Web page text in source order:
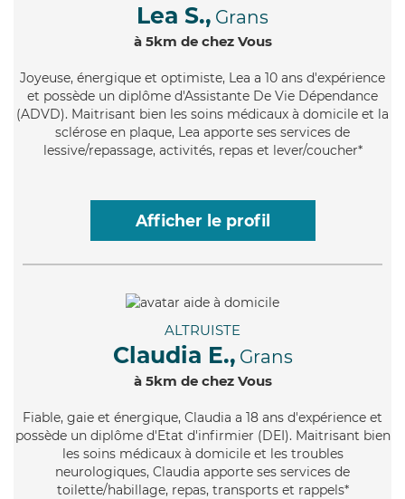
Lea S., Grans
à 5km de chez Vous
Joyeuse, énergique et optimiste, Lea a 10 ans d'expérience
et possède un diplôme d'Assistante De Vie Dépendance
(ADVD). Maitrisant bien les soins médicaux à domicile et la
sclérose en plaque, Lea apporte ses services de
lessive/repassage, activités, repas et lever/coucher*
Afficher le profil
ALTRUISTE
Claudia E., Grans
à 5km de chez Vous
Fiable, gaie et énergique, Claudia a 18 ans d'expérience et
possède un diplôme d'Etat d'infirmier (DEI). Maitrisant bien
les soins médicaux à domicile et les troubles
neurologiques, Claudia apporte ses services de
toilette/habillage, repas, transports et rappels*